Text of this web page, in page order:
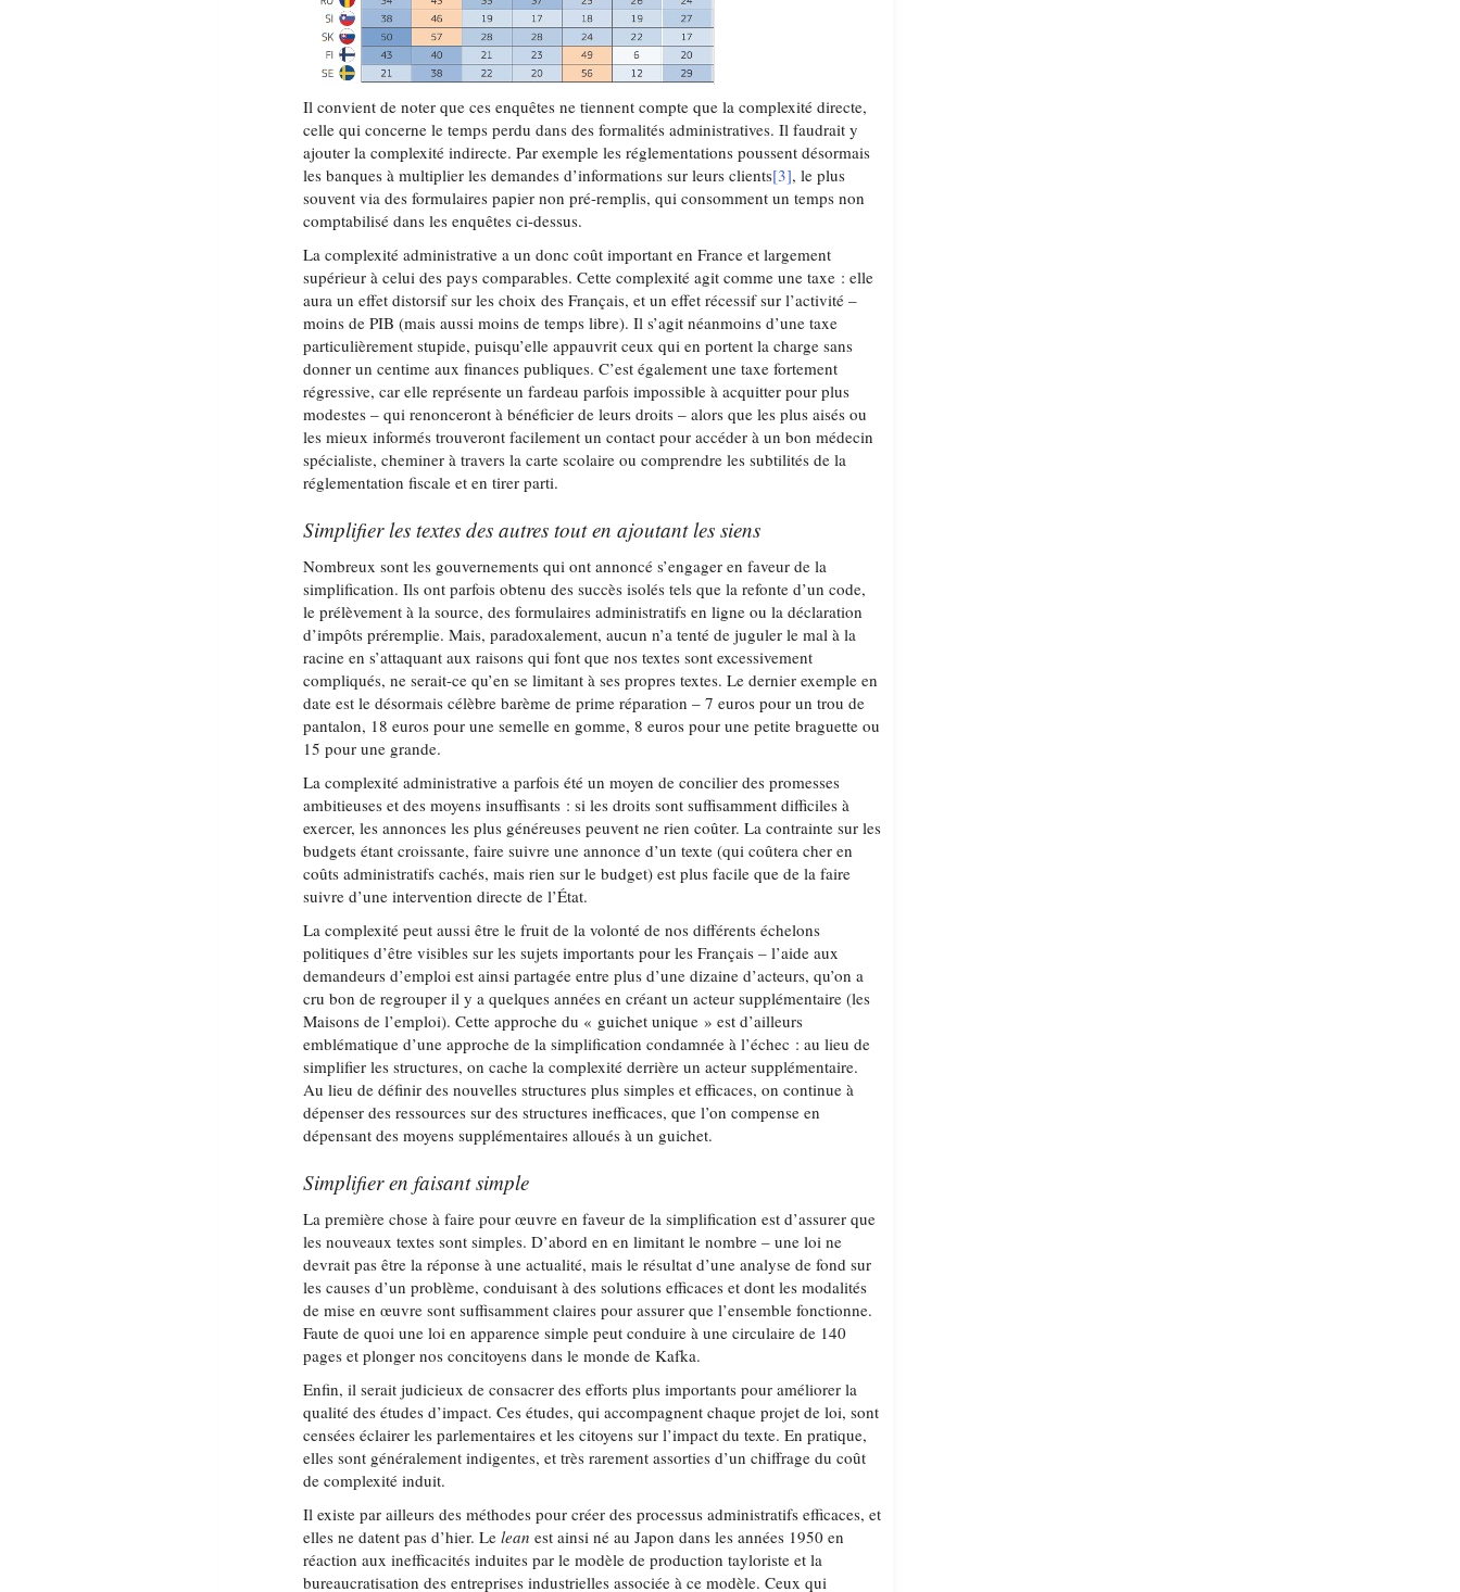
Il convient de noter que ces enquêtes ne tiennent compte que la complexité directe,
celle qui concerne le temps perdu dans des formalités administratives. Il faudrait y
ajouter la complexité indirecte. Par exemple les réglementations poussent désormais
les banques à multiplier les demandes d’informations sur leurs clients[3], le plus
souvent via des formulaires papier non pré-remplis, qui consomment un temps non
comptabilisé dans les enquêtes ci-dessus.
La complexité administrative a un donc coût important en France et largement
supérieur à celui des pays comparables. Cette complexité agit comme une taxe : elle
aura un effet distorsif sur les choix des Français, et un effet récessif sur l’activité –
moins de PIB (mais aussi moins de temps libre). Il s’agit néanmoins d’une taxe
particulièrement stupide, puisqu’elle appauvrit ceux qui en portent la charge sans
donner un centime aux finances publiques. C’est également une taxe fortement
régressive, car elle représente un fardeau parfois impossible à acquitter pour plus
modestes – qui renonceront à bénéficier de leurs droits – alors que les plus aisés ou
les mieux informés trouveront facilement un contact pour accéder à un bon médecin
spécialiste, cheminer à travers la carte scolaire ou comprendre les subtilités de la
réglementation fiscale et en tirer parti.
Simplifier les textes des autres tout en ajoutant les siens
Nombreux sont les gouvernements qui ont annoncé s’engager en faveur de la
simplification. Ils ont parfois obtenu des succès isolés tels que la refonte d’un code,
le prélèvement à la source, des formulaires administratifs en ligne ou la déclaration
d’impôts préremplie. Mais, paradoxalement, aucun n’a tenté de juguler le mal à la
racine en s’attaquant aux raisons qui font que nos textes sont excessivement
compliqués, ne serait-ce qu’en se limitant à ses propres textes. Le dernier exemple en
date est le désormais célèbre barème de prime réparation – 7 euros pour un trou de
pantalon, 18 euros pour une semelle en gomme, 8 euros pour une petite braguette ou
15 pour une grande.
La complexité administrative a parfois été un moyen de concilier des promesses
ambitieuses et des moyens insuffisants : si les droits sont suffisamment difficiles à
exercer, les annonces les plus généreuses peuvent ne rien coûter. La contrainte sur les
budgets étant croissante, faire suivre une annonce d’un texte (qui coûtera cher en
coûts administratifs cachés, mais rien sur le budget) est plus facile que de la faire
suivre d’une intervention directe de l’État.
La complexité peut aussi être le fruit de la volonté de nos différents échelons
politiques d’être visibles sur les sujets importants pour les Français – l’aide aux
demandeurs d’emploi est ainsi partagée entre plus d’une dizaine d’acteurs, qu’on a
cru bon de regrouper il y a quelques années en créant un acteur supplémentaire (les
Maisons de l’emploi). Cette approche du « guichet unique » est d’ailleurs
emblématique d’une approche de la simplification condamnée à l’échec : au lieu de
simplifier les structures, on cache la complexité derrière un acteur supplémentaire.
Au lieu de définir des nouvelles structures plus simples et efficaces, on continue à
dépenser des ressources sur des structures inefficaces, que l’on compense en
dépensant des moyens supplémentaires alloués à un guichet.
Simplifier en faisant simple
La première chose à faire pour œuvre en faveur de la simplification est d’assurer que
les nouveaux textes sont simples. D’abord en en limitant le nombre – une loi ne
devrait pas être la réponse à une actualité, mais le résultat d’une analyse de fond sur
les causes d’un problème, conduisant à des solutions efficaces et dont les modalités
de mise en œuvre sont suffisamment claires pour assurer que l’ensemble fonctionne.
Faute de quoi une loi en apparence simple peut conduire à une circulaire de 140
pages et plonger nos concitoyens dans le monde de Kafka.
Enfin, il serait judicieux de consacrer des efforts plus importants pour améliorer la
qualité des études d’impact. Ces études, qui accompagnent chaque projet de loi, sont
censées éclairer les parlementaires et les citoyens sur l’impact du texte. En pratique,
elles sont généralement indigentes, et très rarement assorties d’un chiffrage du coût
de complexité induit.
Il existe par ailleurs des méthodes pour créer des processus administratifs efficaces, et
elles ne datent pas d’hier. Lelean est ainsi né au Japon dans les années 1950 en
réaction aux inefficacités induites par le modèle de production tayloriste et la
bureaucratisation des entreprises industrielles associée à ce modèle. Ceux qui